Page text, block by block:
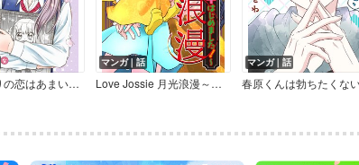
〆切おわりの恋はあまい【マイクロ】
マンガ｜話
Love Jossie 月光浪漫～異世界でモテキはじめました！～
マンガ｜話